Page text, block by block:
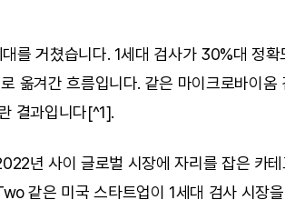
를 거쳤습니다. 1세대 검사가 30%대 정확
옮겨간 흐름입니다. 같은 마이크로바이옴
결과입니다[^1].
년 사이 글로벌 시장에 자리를 잡은 카테
같은 미국 스타트업이 1세대 검사 시장을